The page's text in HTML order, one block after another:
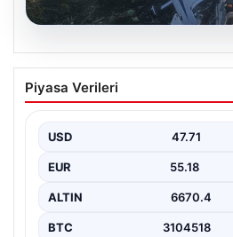
06.08.2026
Uçak sert iniş yaptı:
Piyasa Verileri
USD 47.71
EUR 55.18
ALTIN 6670.4
BTC 3104518